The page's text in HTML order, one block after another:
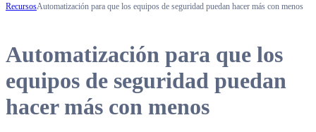
RecursosAutomatización para que los equipos de seguridad puedan hacer más con menos
Automatización para que los
equipos de seguridad puedan
hacer más con menos